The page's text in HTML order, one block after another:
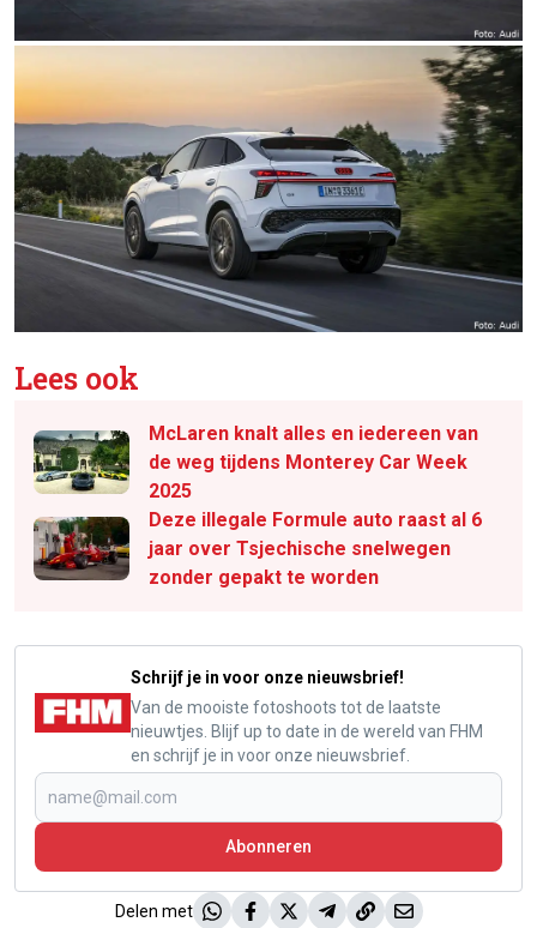
Lees ook
McLaren knalt alles en iedereen van
de weg tijdens Monterey Car Week
2025
Deze illegale Formule auto raast al 6
jaar over Tsjechische snelwegen
zonder gepakt te worden
Schrijf je in voor onze nieuwsbrief!
Van de mooiste fotoshoots tot de laatste
nieuwtjes. Blijf up to date in de wereld van FHM
en schrijf je in voor onze nieuwsbrief.
Abonneren
Delen met